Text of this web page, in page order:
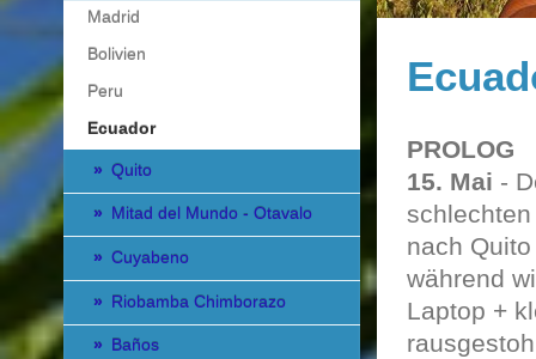
PROLOG
15. Mai -
nach
während
Laptop +
Madrid
Bolivien
Peru
Ecuador
Quito
Mitad del Mundo - Otavalo
Cuyabeno
Riobamba Chimborazo
Baños